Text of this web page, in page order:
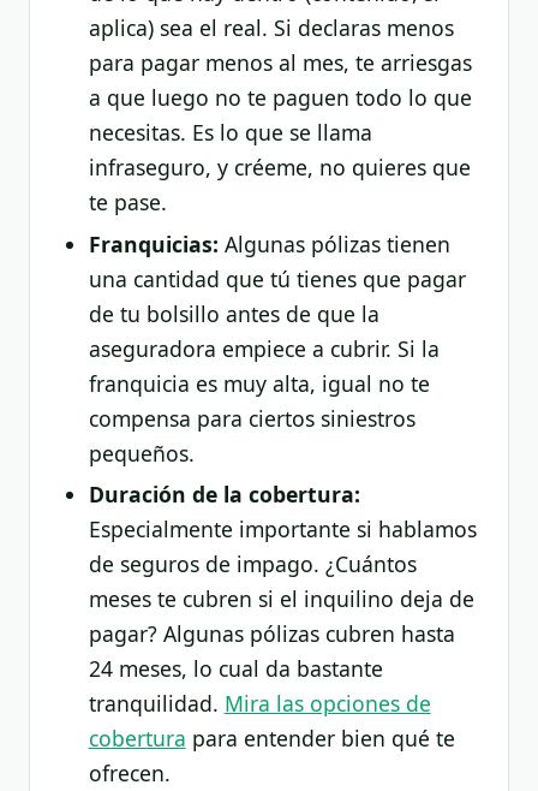
aplica) sea el real. Si declaras menos
para pagar menos al mes, te arriesgas
a que luego no te paguen todo lo que
necesitas. Es lo que se llama
infraseguro, y créeme, no quieres que
te pase.
Franquicias: Algunas pólizas tienen
una cantidad que tú tienes que pagar
de tu bolsillo antes de que la
aseguradora empiece a cubrir. Si la
franquicia es muy alta, igual no te
compensa para ciertos siniestros
pequeños.
Duración de la cobertura:
Especialmente importante si hablamos
de seguros de impago. ¿Cuántos
meses te cubren si el inquilino deja de
pagar? Algunas pólizas cubren hasta
24 meses, lo cual da bastante
tranquilidad. Mira las opciones de
cobertura para entender bien qué te
ofrecen.